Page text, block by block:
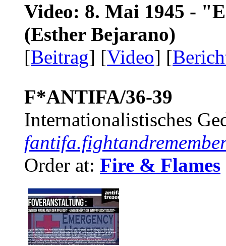
Video: 8. Mai 1945 -
(Esther Bejarano)
[Beitrag] [Video] [
F*ANTIFA/36-39
Internationalistisches
Order at: Fire & Flames